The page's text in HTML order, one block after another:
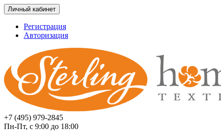
Личный кабинет
Регистрация
Авторизация
+7 (495) 979-2845
Пн-Пт, с 9:00 до 18:00